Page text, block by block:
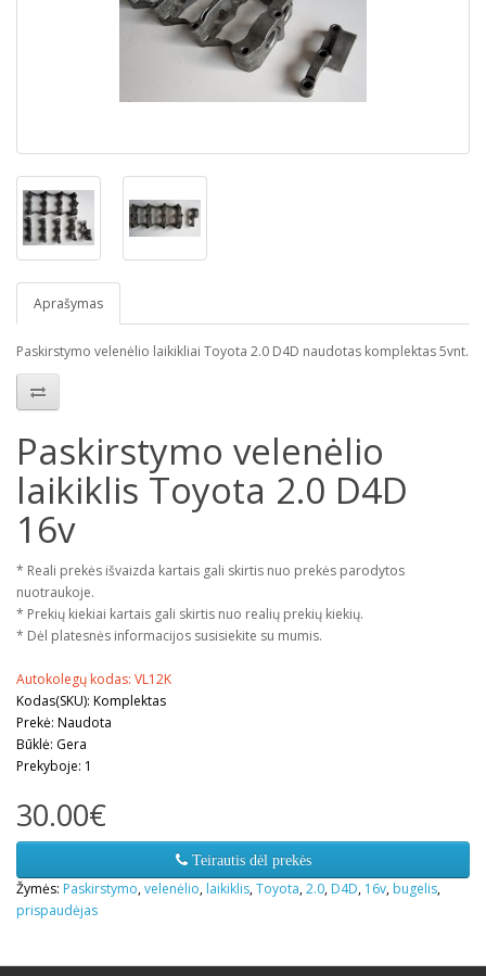
Aprašymas
Paskirstymo velenėlio laikikliai Toyota 2.0 D4D naudotas komplektas 5vnt.
Paskirstymo velenėlio
laikiklis Toyota 2.0 D4D
16v
* Reali prekės išvaizda kartais gali skirtis nuo prekės parodytos
nuotraukoje.
* Prekių kiekiai kartais gali skirtis nuo realių prekių kiekių.
* Dėl platesnės informacijos susisiekite su mumis.
Autokolegų kodas: VL12K
Kodas(SKU): Komplektas
Prekė: Naudota
Būklė: Gera
Prekyboje: 1
30.00€
Teirautis dėl prekės
Žymės: Paskirstymo,velenėlio, laikiklis,Toyota,2.0, D4D, 16v, bugelis,
prispaudėjas